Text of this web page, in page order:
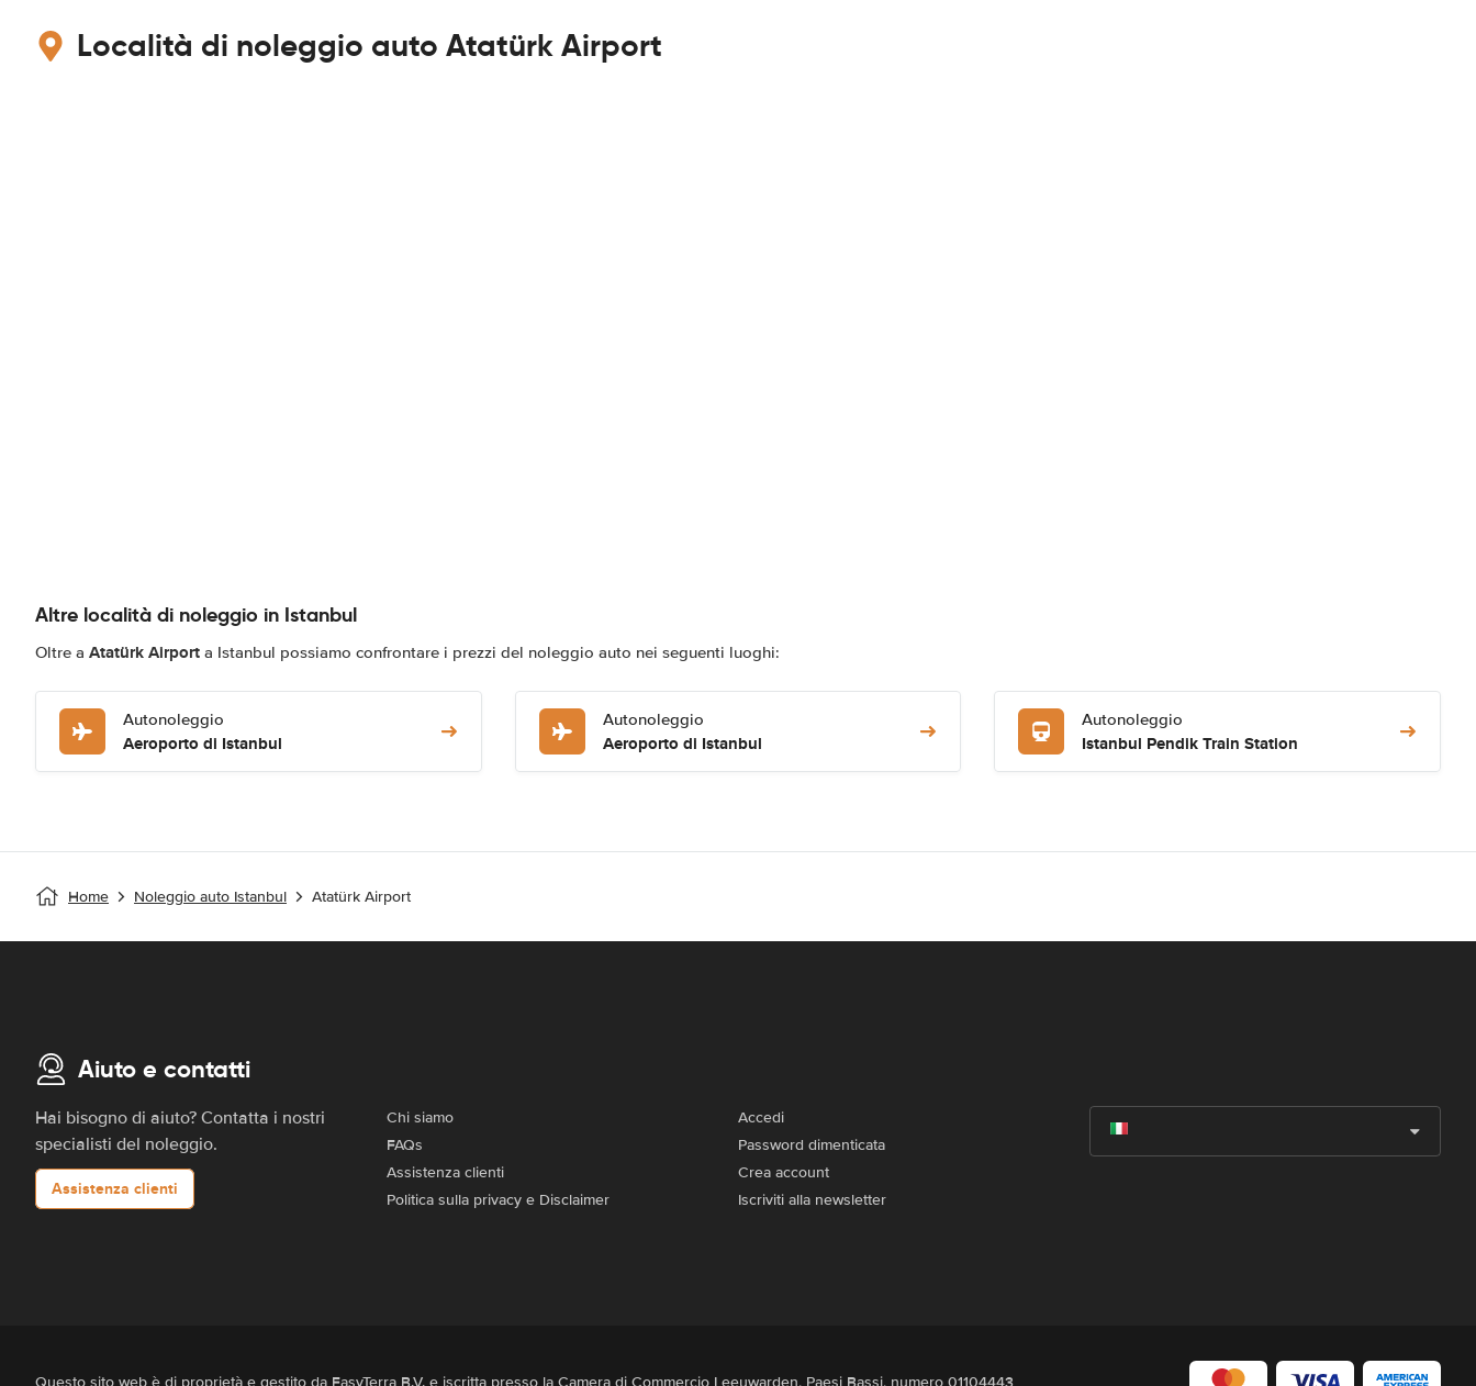
Località di noleggio auto Atatürk Airport
Altre località di noleggio in Istanbul
Oltre a Atatürk Airport a Istanbul possiamo confrontare i prezzi del noleggio auto nei seguenti luoghi:
Autonoleggio
Aeroporto di Istanbul
Autonoleggio
Aeroporto di Istanbul
Autonoleggio
Istanbul Pendik Train Station
Home Noleggio auto Istanbul Atatürk Airport
Aiuto e contatti
Hai bisogno di aiuto? Contatta i nostri
specialisti del noleggio.
Assistenza clienti
Chi siamo
FAQs
Assistenza clienti
Politica sulla privacy e Disclaimer
Accedi
Password dimenticata
Crea account
Iscriviti alla newsletter
Questo sito web è di proprietà e gestito da EasyTerra B.V. e iscritta presso la Camera di Commercio Leeuwarden, Paesi Bassi, numero 01104443